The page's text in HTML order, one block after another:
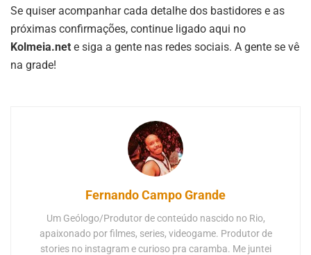
Se quiser acompanhar cada detalhe dos bastidores e as
próximas confirmações, continue ligado aqui no
Kolmeia.net e siga a gente nas redes sociais. A gente se vê
na grade!
Fernando Campo Grande
Um Geólogo/Produtor de conteúdo nascido no Rio,
apaixonado por filmes, series, videogame. Produtor de
stories no instagram e curioso pra caramba. Me juntei